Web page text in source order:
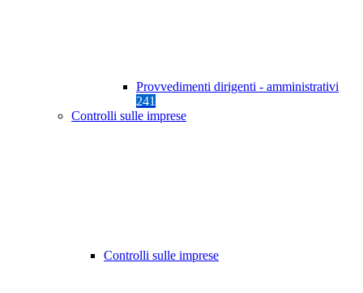
Provvedimenti dirigenti - amministrativi
241
Controlli sulle imprese
Controlli sulle imprese